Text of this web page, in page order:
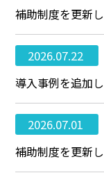
補助制度を更新
2026.07.22
導入事例を追加
2026.07.01
補助制度を更新